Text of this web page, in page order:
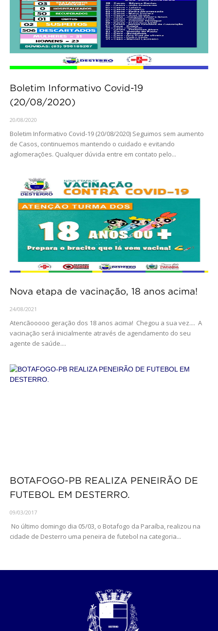
Boletim Informativo Covid-19
(20/08/2020)
20/08/2020
Boletim Informativo Covid-19 (20/08/2020) Seguimos sem aumento
de Casos, continuemos mantendo o cuidado e evitando
aglomerações. Qualquer dúvida entre em contato pelo...
Nova etapa de vacinação, 18 anos acima!
24/08/2021
Atencãooooo geração dos 18 anos acima! Chegou a sua vez.... A
vacinação será inicialmente através de agendamento do seu
agente de saúde....
BOTAFOGO-PB REALIZA PENEIRÃO DE
FUTEBOL EM DESTERRO.
09/03/2017
No último domingo dia 05/03, o Botafogo da Paraíba, realizou na
cidade de Desterro uma peneira de futebol na categoria...